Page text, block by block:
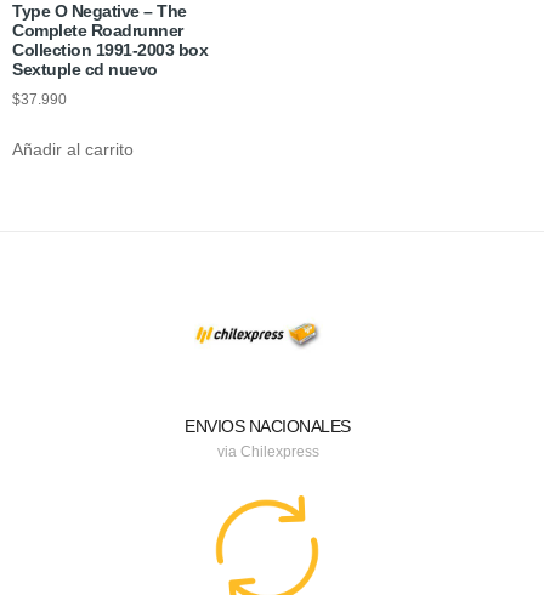
Type O Negative – The
Complete Roadrunner
Collection 1991-2003 box
Sextuple cd nuevo
$37.990
Añadir al carrito
ENVIOS NACIONALES
via Chilexpress